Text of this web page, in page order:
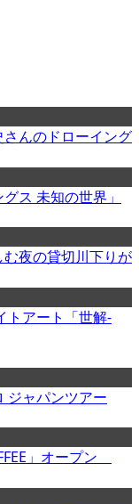
んのドローイング
ス 未知の世界」
夜の貸切川下りが
トアート「世解-
ジャパンツアー
」オープン